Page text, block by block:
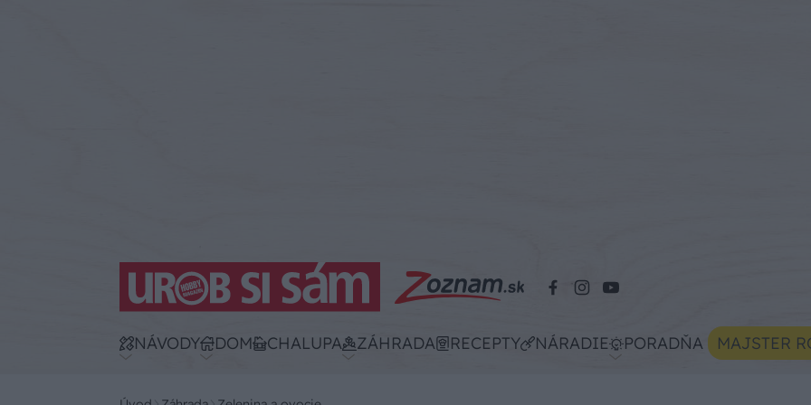
NÁVODY DOM CHALUPA ZÁHRADA RECEPTY NÁRADIE PORADŇA MAJSTER